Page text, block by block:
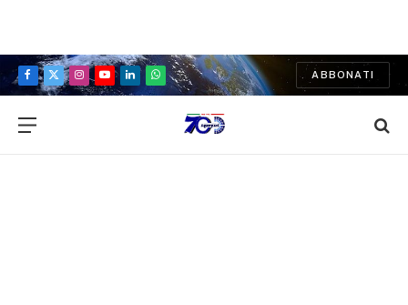
Facebook
X
Instagram
YouTubeLinkedInWhatsApp
ABBONATI